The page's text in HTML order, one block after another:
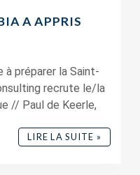
A APPRIS
à préparer la Saint-
recrute le/la
// Paul de Keerle,
LIRE LA SUITE »